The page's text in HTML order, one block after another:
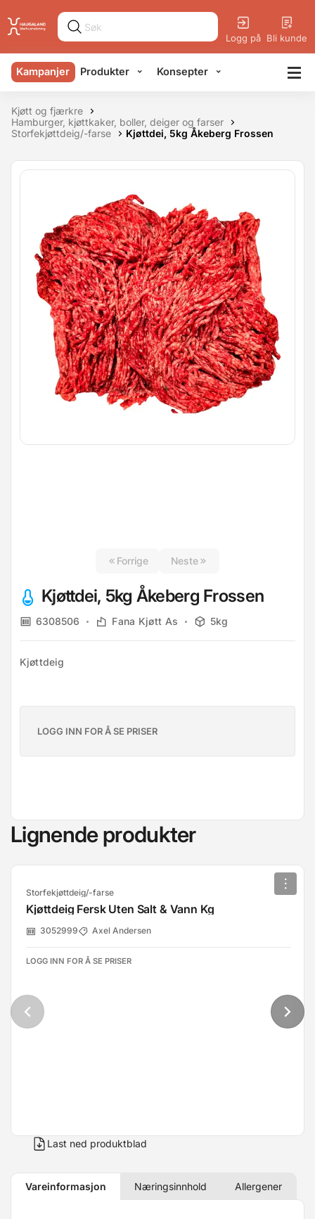
Logg på Bli kunde
Kampanjer Produkter Konsepter
Kjøtt og fjærkre
Hamburger, kjøttkaker, boller, deiger og farser
Storfekjøttdeig/-farse
Kjøttdei, 5kg Åkeberg Frossen
Forrige Neste
Kjøttdei, 5kg Åkeberg Frossen
6308506 Fana Kjøtt As 5kg
Kjøttdeig
LOGG INN FOR Å SE PRISER
Lignende produkter
Storfekjøttdeig/-farse
Kjøttdeig Fersk Uten Salt & Vann Kg
3052999 Axel Andersen
LOGG INN FOR Å SE PRISER
Last ned produktblad
Vareinformasjon Næringsinnhold Allergener